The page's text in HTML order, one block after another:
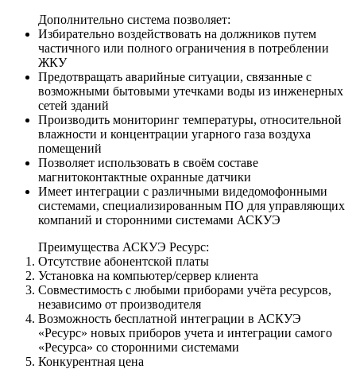
Дополнительно система позволяет:
Избирательно воздействовать на должников путем
частичного или полного ограничения в потреблении
ЖКУ
Предотвращать аварийные ситуации, связанные с
возможными бытовыми утечками воды из инженерных
сетей зданий
Производить мониторинг температуры, относительной
влажности и концентрации угарного газа воздуха
помещений
Позволяет использовать в своём составе
магнитоконтактные охранные датчики
Имеет интеграции с различными видедомофонными
системами, специализированным ПО для управляющих
компаний и сторонними системами АСКУЭ
Преимущества АСКУЭ Ресурс:
Отсутствие абонентской платы
Установка на компьютер/сервер клиента
Совместимость с любыми приборами учёта ресурсов,
независимо от производителя
Возможность бесплатной интеграции в АСКУЭ
«Ресурс» новых приборов учета и интеграции самого
«Ресурса» со сторонними системами
Конкурентная цена